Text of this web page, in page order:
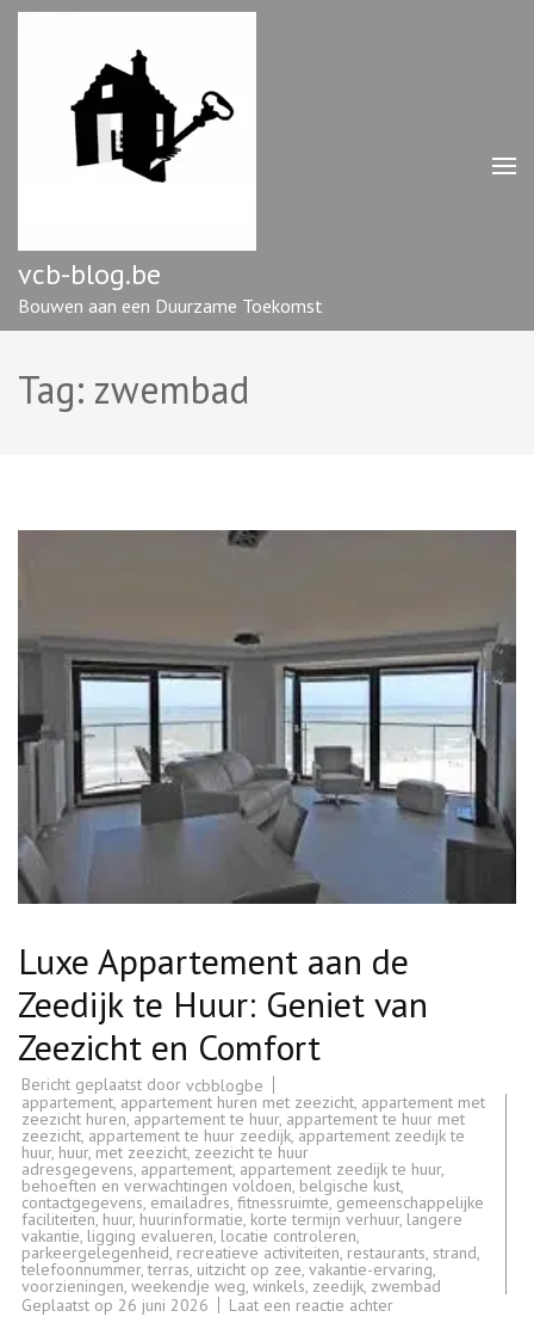
Ga
vcb-blog.be
Bouwen aan een Duurzame Toekomst
Tag: zwembad
Luxe Appartement aan de
Zeedijk te Huur: Geniet van
Zeezicht en Comfort
Bericht geplaatst door vcbblogbe
appartement, appartement huren met zeezicht, appartement met
zeezicht huren, appartement te huur, appartement te huur met
zeezicht, appartement te huur zeedijk, appartement zeedijk te
huur, huur, met zeezicht, zeezicht te huur
adresgegevens, appartement, appartement zeedijk te huur,
behoeften en verwachtingen voldoen, belgische kust,
contactgegevens, emailadres, fitnessruimte, gemeenschappelijke
faciliteiten, huur, huurinformatie, korte termijn verhuur, langere
vakantie, ligging evalueren, locatie controleren,
parkeergelegenheid, recreatieve activiteiten, restaurants, strand,
telefoonnummer,terras, uitzicht op zee, vakantie-ervaring,
voorzieningen, weekendje weg, winkels, zeedijk, zwembad
Geplaatst op 26 juni 2026 Laat een reactie achterop